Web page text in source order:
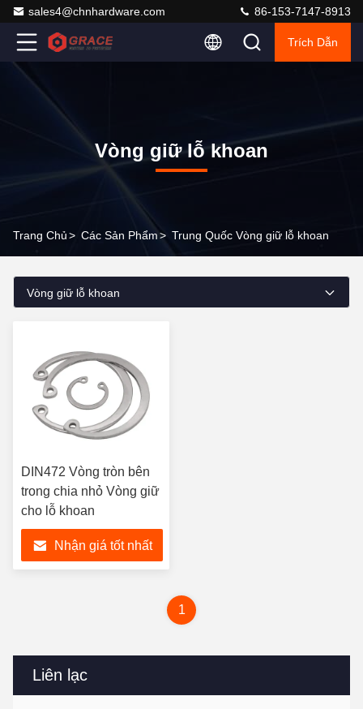
sales4@chnhardware.com 86-153-7147-8913
Trích Dẫn
Vòng giữ lỗ khoan
Trang Chủ> Các Sản Phẩm> Trung Quốc Vòng giữ lỗ khoan
Liên lạc
Vòng giữ lỗ khoan
DIN472 Vòng tròn bên
trong chia nhỏ Vòng giữ
cho lỗ khoan
Nhận giá tốt nhất
1